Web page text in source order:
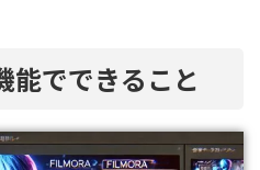
でできること